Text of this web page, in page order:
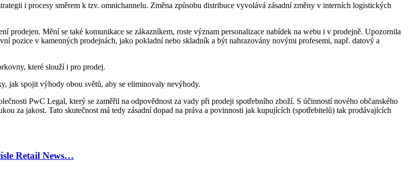
i procesy směrem k tzv. omnichannelu. Změna způsobu distribuce vyvolává zásadní změny v interních logistických
prodejen. Mění se také komunikace se zákazníkem, roste význam personalizace nabídek na webu i v prodejně. Upozornila
pozice v kamenných prodejnách, jako pokladní nebo skladník a být nahrazovány novými profesemi, např. datový a
které slouží i pro prodej.
jak spojit výhody obou světů, aby se eliminovaly nevýhody.
PwC Legal, který se zaměřil na odpovědnost za vady při prodeji spotřebního zboží. S účinností nového občanského
za jakost. Tato skutečnost má tedy zásadní dopad na práva a povinnosti jak kupujících (spotřebitelů) tak prodávajících
Retail News…